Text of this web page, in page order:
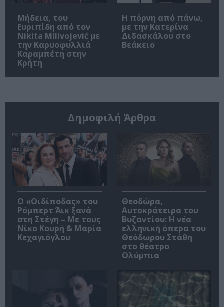
Μήδεια, του
Ευριπίδη από τον
Nikita Milivojević με
την Καρυοφυλλιά
Καραμπέτη στην
Κρήτη
Η πόρνη από πάνω,
με την Κατερίνα
Διδασκάλου στο
Βεάκειο
Δημοφιλή Άρθρα
O «Οιδίποδας» του
Ρόμπερτ Άικ ξανά
στη Στέγη – Με τους
Νίκο Κουρή & Μαρία
Κεχαγιόγλου
Θεοδώρα,
Αυτοκράτειρα του
Βυζαντίου: Η νέα
ελληνική όπερα του
Θεόδωρου Στάθη
στο θέατρο
Ολύμπια